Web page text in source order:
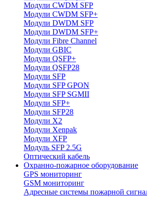
Модули CWDM SFP
Модули CWDM SFP+
Модули DWDM SFP
Модули DWDM SFP+
Модули Fibre Channel
Модули GBIC
Модули QSFP+
Модули QSFP28
Модули SFP
Модули SFP GPON
Модули SFP SGMII
Модули SFP+
Модули SFP28
Модули X2
Модули Xenpak
Модули XFP
Модуль SFP 2.5G
Оптический кабель
Охранно-пожарное оборудование
GPS мониторинг
GSM мониторинг
Адресные системы пожарной